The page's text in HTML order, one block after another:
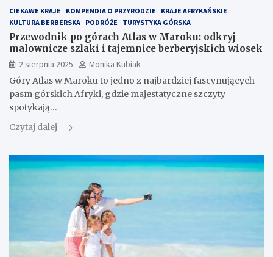
CIEKAWE KRAJE KOMPENDIA O PRZYRODZIE
KRAJE AFRYKAŃSKIE
KULTURA BERBERSKA PODRÓŻE TURYSTYKA GÓRSKA
Przewodnik po górach Atlas w Maroku: odkryj
malownicze szlaki i tajemnice berberyjskich wiosek
2 sierpnia 2025
Monika Kubiak
Góry Atlas w Maroku to jedno z najbardziej fascynujących
pasm górskich Afryki, gdzie majestatyczne szczyty
spotykają…
Czytaj dalej